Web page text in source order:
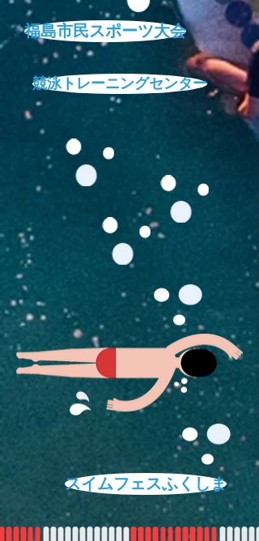
福島市民スポーツ大会
競泳トレーニングセンター
スイムフェスふくしま